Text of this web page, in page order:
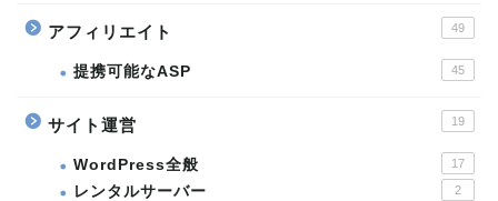
アフィリエイト 49
提携可能なASP 45
サイト運営 19
WordPress全般 17
レンタルサーバー 2